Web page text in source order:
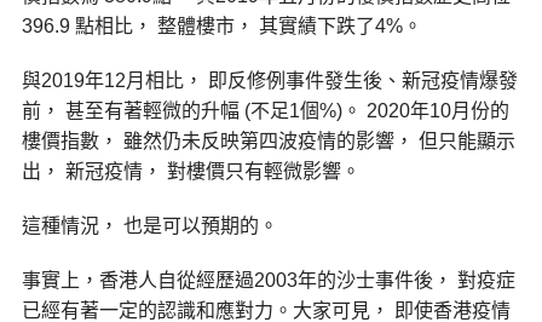
396.9 點相比， 整體樓市， 其實績下跌了4%。
與2019年12月相比， 即反修例事件發生後、新冠疫情爆發
前， 甚至有著輕微的升幅 (不足1個%)。 2020年10月份的
樓價指數， 雖然仍未反映第四波疫情的影響， 但只能顯示
出， 新冠疫情， 對樓價只有輕微影響。
這種情況， 也是可以預期的。
事實上，香港人自從經歷過2003年的沙士事件後， 對疫症
已經有著一定的認識和應對力。大家可見， 即使香港疫情